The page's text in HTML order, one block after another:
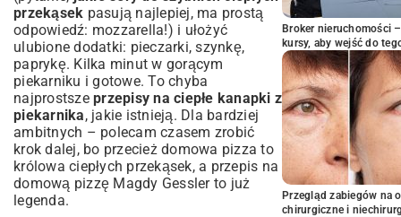
przekąsek pasują najlepiej, ma prostą
odpowiedź: mozzarella!) i ułożyć
ulubione dodatki: pieczarki, szynkę,
paprykę. Kilka minut w gorącym
piekarniku i gotowe. To chyba
najprostsze przepisy na ciepłe kanapki z
piekarnika, jakie istnieją. Dla bardziej
ambitnych – polecam czasem zrobić
krok dalej, bo przecież domowa pizza to
królowa ciepłych przekąsek, a przepis na
domową pizzę Magdy Gesslerto już
legenda.
Broker nieruchomości
kursy, aby wejść do
Przegląd zabiegów na
chirurgiczne i